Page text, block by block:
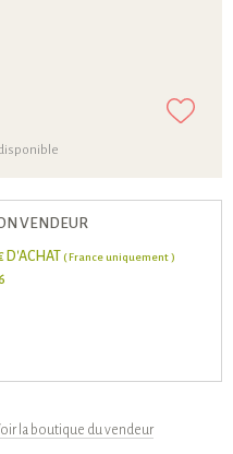
VENDEUR
D'ACHAT ( France uniquement )
la boutique du vendeur